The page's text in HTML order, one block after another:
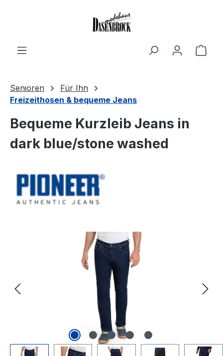
Senioren
Für Ihn
Freizeithosen & bequeme Jeans
Bequeme Kurzleib Jeans in
dark blue/stone washed
Bildergalerie überspringen